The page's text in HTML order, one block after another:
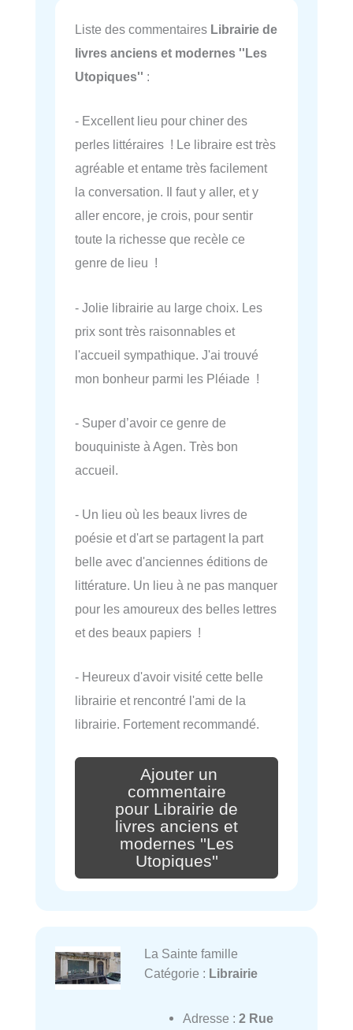
Liste des commentaires Librairie de
livres anciens et modernes ''Les
Utopiques'' :
- Excellent lieu pour chiner des
perles littéraires ! Le libraire est très
agréable et entame très facilement
la conversation. Il faut y aller, et y
aller encore, je crois, pour sentir
toute la richesse que recèle ce
genre de lieu !
- Jolie librairie au large choix. Les
prix sont très raisonnables et
l'accueil sympathique. J'ai trouvé
mon bonheur parmi les Pléiade !
- Super d’avoir ce genre de
bouquiniste à Agen. Très bon
accueil.
- Un lieu où les beaux livres de
poésie et d'art se partagent la part
belle avec d'anciennes éditions de
littérature. Un lieu à ne pas manquer
pour les amoureux des belles lettres
et des beaux papiers !
- Heureux d'avoir visité cette belle
librairie et rencontré l'ami de la
librairie. Fortement recommandé.
Ajouter un
commentaire
pour Librairie de
livres anciens et
modernes ''Les
Utopiques''
La Sainte famille
Catégorie : Librairie
Adresse : 2 Rue